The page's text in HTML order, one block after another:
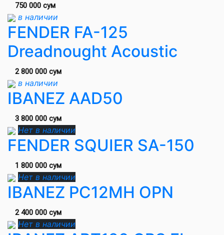
750 000 сум
в наличии
FENDER FA-125
Dreadnought Acoustic
2 800 000 сум
в наличии
IBANEZ AAD50
3 800 000 сум
Нет в наличии
FENDER SQUIER SA-150
1 800 000 сум
Нет в наличии
IBANEZ PC12MH OPN
2 400 000 сум
Нет в наличии